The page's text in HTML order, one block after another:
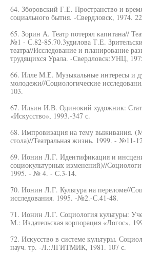
64. Зборовский Г.Е. Пространство и
социального бытия. -Свердловск, 1974.
65. Зорин А. Театр потерял капитана//
№1 - С.82-85.70.3удилова Т.Е.
театра//Исследование и планирование
трудящихся Урала. -Свердловск:УНЦ,
66. Илле М.Е. Музыкальные интересы и
молодежи//Социологические
103.
67. Ильин И.В. Одинокий художник:
«Искусство», 1993.-347 с.
68. Импровизация на тему выживания.
стола)//Театральная жизнь. 1999. - №11-
69. Ионин Л.Г. Идентификация и
социокультурных изменений)//
1995. - № 4. - С.3-14.
70. Ионин Л.Г. Культура на переломе//
исследования. 1995. -№2.-С.41-48.
71. Ионин Л.Г. Социология культуры:
М.: Издательская корпорация «Логос»,
72. Искусство в системе культуры.
науч. тр. -Л.:ЛГИТМИК, 1981. 107 с.